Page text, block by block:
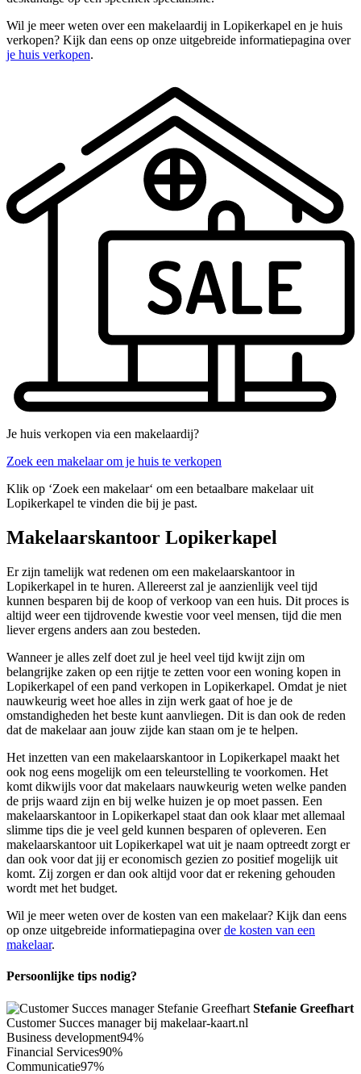
Wil je meer weten over een makelaardij in Lopikerkapel en je huis
verkopen? Kijk dan eens op onze uitgebreide informatiepagina over
je huis verkopen.
Je huis verkopen via een makelaardij?
Zoek een makelaar om je huis te verkopen
Klik op ‘Zoek een makelaar‘ om een betaalbare makelaar uit
Lopikerkapel te vinden die bij je past.
Makelaarskantoor Lopikerkapel
Er zijn tamelijk wat redenen om een makelaarskantoor in
Lopikerkapel in te huren. Allereerst zal je aanzienlijk veel tijd
kunnen besparen bij de koop of verkoop van een huis. Dit proces is
altijd weer een tijdrovende kwestie voor veel mensen, tijd die men
liever ergens anders aan zou besteden.
Wanneer je alles zelf doet zul je heel veel tijd kwijt zijn om
belangrijke zaken op een rijtje te zetten voor een woning kopen in
Lopikerkapel of een pand verkopen in Lopikerkapel. Omdat je niet
nauwkeurig weet hoe alles in zijn werk gaat of hoe je de
omstandigheden het beste kunt aanvliegen. Dit is dan ook de reden
dat de makelaar aan jouw zijde kan staan om je te helpen.
Het inzetten van een makelaarskantoor in Lopikerkapel maakt het
ook nog eens mogelijk om een teleurstelling te voorkomen. Het
komt dikwijls voor dat makelaars nauwkeurig weten welke panden
de prijs waard zijn en bij welke huizen je op moet passen. Een
makelaarskantoor in Lopikerkapel staat dan ook klaar met allemaal
slimme tips die je veel geld kunnen besparen of opleveren. Een
makelaarskantoor uit Lopikerkapel wat uit je naam optreedt zorgt er
dan ook voor dat jij er economisch gezien zo positief mogelijk uit
komt. Zij zorgen er dan ook altijd voor dat er rekening gehouden
wordt met het budget.
Wil je meer weten over de kosten van een makelaar? Kijk dan eens
op onze uitgebreide informatiepagina overde kosten van een
makelaar.
Persoonlijke tips nodig?
Stefanie Greefhart
Customer Succes manager bij makelaar-kaart.nl
Business development94%
Financial Services90%
Communicatie97%